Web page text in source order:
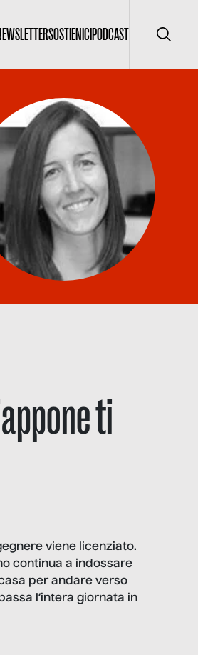
SOSTIENICIPODCAST Cerca
ti
viene licenziato.
continua a indossare
per andare verso
l’intera giornata in